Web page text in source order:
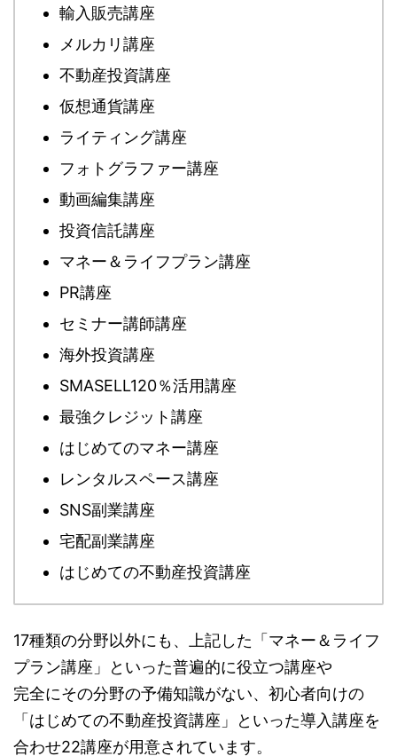
輸入販売講座
メルカリ講座
不動産投資講座
仮想通貨講座
ライティング講座
フォトグラファー講座
動画編集講座
投資信託講座
マネー＆ライフプラン講座
PR講座
セミナー講師講座
海外投資講座
SMASELL120％活用講座
最強クレジット講座
はじめてのマネー講座
レンタルスペース講座
SNS副業講座
宅配副業講座
はじめての不動産投資講座
17種類の分野以外にも、上記した「マネー＆ライフ
プラン講座」といった普遍的に役立つ講座や
完全にその分野の予備知識がない、初心者向けの
「はじめての不動産投資講座」といった導入講座を
合わせ22講座が用意されています。